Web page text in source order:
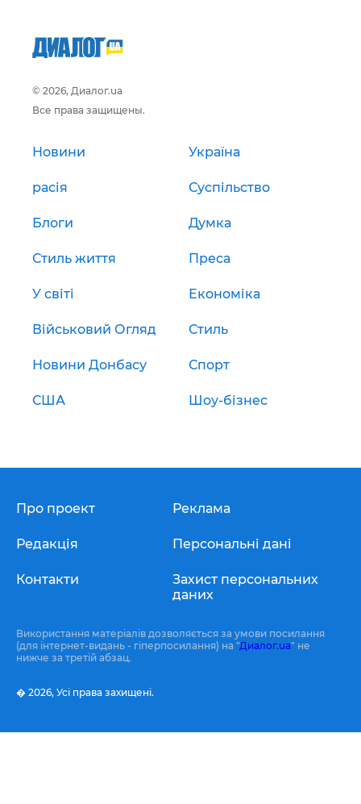
© 2026, Диалог.ua
Все права защищены.
Новини Україна
расія Суспільство
Блоги Думка
Стиль життя Преса
У світі Економіка
Військовий Огляд Стиль
Новини Донбасу Спорт
США Шоу-бізнес
Про проект
Редакція
Контакти
Реклама
Персональні дані
Захист персональних
даних
Використання матеріалів дозволяється за умови посилання
(для інтернет-видань - гіперпосилання) на "Диалог.ua" не
нижче за третій абзац.
� 2026, Усі права захищені.